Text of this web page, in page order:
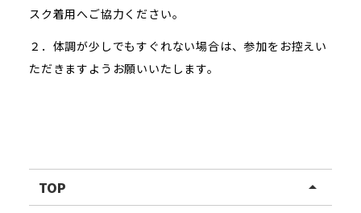
スク着用へご協力ください。
２．体調が少しでもすぐれない場合は、参加をお控えい
ただきますようお願いいたします。
TOP arrow_drop_up